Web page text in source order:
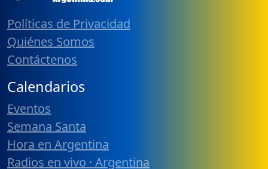
Políticas de Privacidad
Quiénes Somos
Contáctenos
Calendarios
Eventos
Semana Santa
Hora en Argentina
Radios en vivo · Argentina